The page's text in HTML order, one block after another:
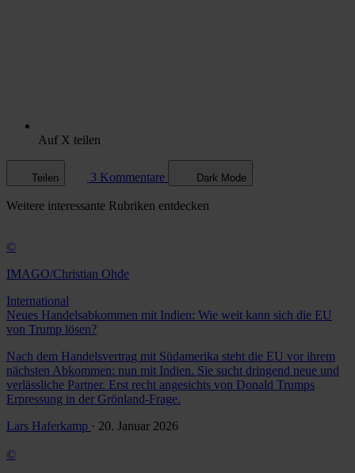
Auf X teilen
Teilen 3 Kommentare Dark Mode
Weitere interessante Rubriken entdecken
©
IMAGO/Christian Ohde
International
Neues Handelsabkommen mit Indien: Wie weit kann sich die EU
von Trump lösen?
Nach dem Handelsvertrag mit Südamerika steht die EU vor ihrem
nächsten Abkommen: nun mit Indien. Sie sucht dringend neue und
verlässliche Partner. Erst recht angesichts von Donald Trumps
Erpressung in der Grönland-Frage.
Lars Haferkamp · 20. Januar 2026
©